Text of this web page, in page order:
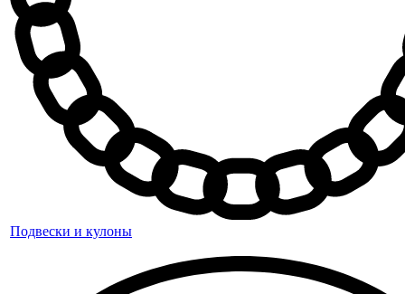
Подвески и кулоны